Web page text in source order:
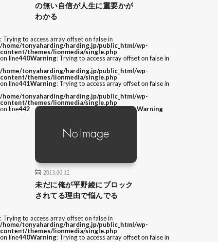
の無い自信が人生に重要かが
わかる
: Trying to access array offset on false in
/home/tonyaharding/harding.jp/public_html/wp-
content/themes/lionmedia/single.php
on line440Warning: Trying to access array offset on false in
/home/tonyaharding/harding.jp/public_html/wp-
content/themes/lionmedia/single.php
on line441Warning: Trying to access array offset on false in
/home/tonyaharding/harding.jp/public_html/wp-
content/themes/lionmedia/single.php
on line442
2013.06.12
未だに俺が平野綾にブロック
されてる理由で悩んでる
Warning
: Trying to access array offset on false in
/home/tonyaharding/harding.jp/public_html/wp-
content/themes/lionmedia/single.php
on line440Warning: Trying to access array offset on false in